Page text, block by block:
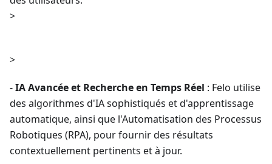
>
>
-IA Avancée et Recherche en Temps Réel : Felo utilise
des algorithmes d'IA sophistiqués et d'apprentissage
automatique, ainsi que l'Automatisation des Processus
Robotiques (RPA), pour fournir des résultats
contextuellement pertinents et à jour.